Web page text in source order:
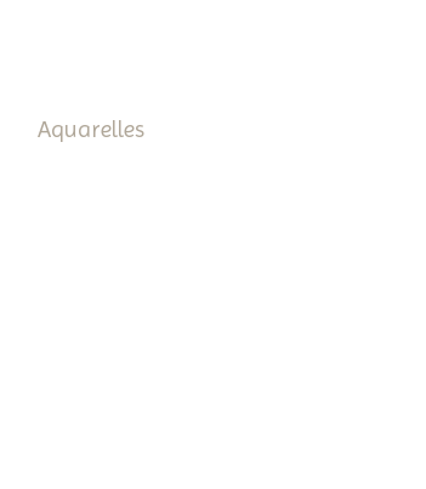
Aquarelles